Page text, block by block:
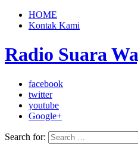
HOME
Kontak Kami
Radio Suara
facebook
twitter
youtube
Google+
Search for: